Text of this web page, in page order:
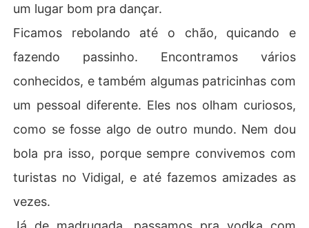
um lugar bom pra dançar.
Ficamos rebolando até o chão, quicando e
fazendo passinho. Encontramos vários
conhecidos, e também algumas patricinhas com
um pessoal diferente. Eles nos olham curiosos,
como se fosse algo de outro mundo. Nem dou
bola pra isso, porque sempre convivemos com
turistas no Vidigal, e até fazemos amizades as
vezes.